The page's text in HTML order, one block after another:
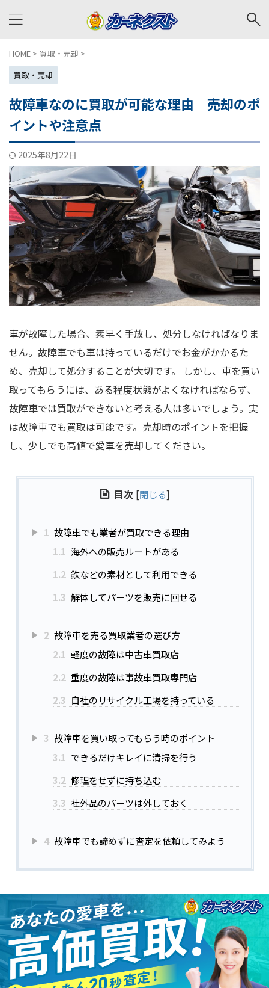
HOME > 買取・売却 >
買取・売却
故障車なのに買取が可能な理由｜売却のポ
イントや注意点
2025年8月22日
車が故障した場合、素早く手放し、処分しなければなりま
せん。故障車でも車は持っているだけでお金がかかるた
め、売却して処分することが大切です。 しかし、車を買い
取ってもらうには、ある程度状態がよくなければならず、
故障車では買取ができないと考える人は多いでしょう。実
は故障車でも買取は可能です。売却時のポイントを把握
し、少しでも高値で愛車を売却してください。
目次 [閉じる]
1 故障車でも業者が買取できる理由
1.1 海外への販売ルートがある
1.2 鉄などの素材として利用できる
1.3 解体してパーツを販売に回せる
2 故障車を売る買取業者の選び方
2.1 軽度の故障は中古車買取店
2.2 重度の故障は事故車買取専門店
2.3 自社のリサイクル工場を持っている
3 故障車を買い取ってもらう時のポイント
3.1 できるだけキレイに清掃を行う
3.2 修理をせずに持ち込む
3.3 社外品のパーツは外しておく
4 故障車でも諦めずに査定を依頼してみよう